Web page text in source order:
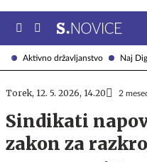
Aktivno državljanstvo Naj
Torek, 12. 5. 2026, 14.20 2
Sindikati
zakon za